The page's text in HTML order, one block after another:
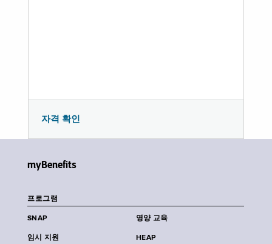
자격 확인
myBenefits
프로그램
SNAP 영양 교육
임시 지원 HEAP